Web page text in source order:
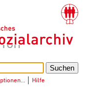
Hilfe